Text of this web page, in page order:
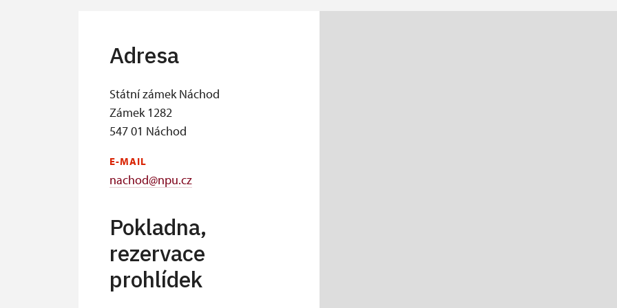
Adresa
Státní zámek Náchod
Zámek 1282
547 01 Náchod
E-MAIL
nachod@npu.cz
Pokladna,
rezervace
prohlídek